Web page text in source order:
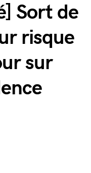
Sort de
risque
sur